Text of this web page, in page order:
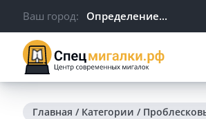
Ваш город: Определение...
Главная / Категории /